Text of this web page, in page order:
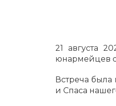
21 августа
юнармейцев
Встреча
и Спаса